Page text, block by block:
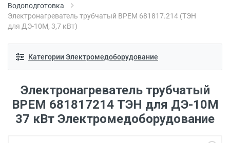
Водоподготовка
Электронагреватель трубчатый ВРЕМ 681817.214 (ТЭН
для ДЭ-10М, 3,7 кВт)
Категории Электромедоборудование
Электронагреватель трубчатый
ВРЕМ 681817214 ТЭН для ДЭ-10М
37 кВт Электромедоборудование